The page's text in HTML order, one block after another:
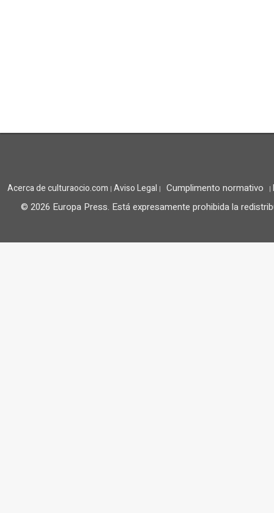
Acerca de culturaocio.com | Aviso Legal | Cumplimento normativo |
© 2026 Europa Press. Está expresamente prohibida la